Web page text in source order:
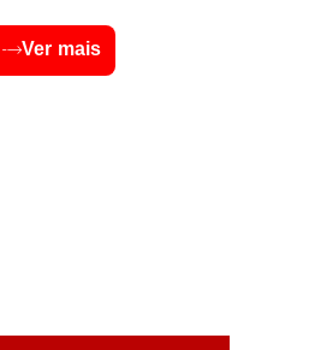
Ver mais